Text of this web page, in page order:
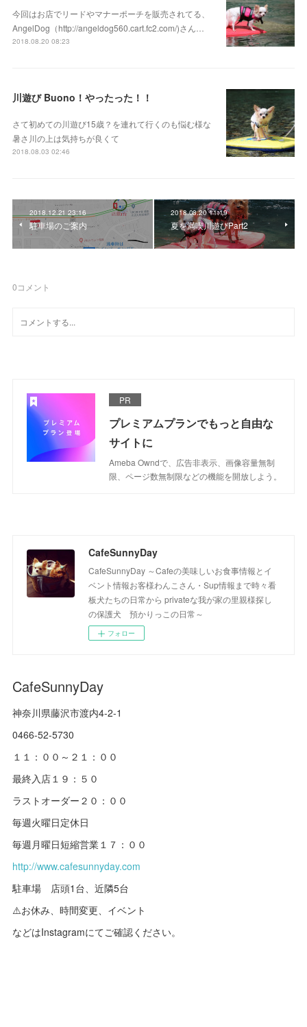
今回はお店でリードやマナーポーチを販売されてる、
AngelDog（http://angeldog560.cart.fc2.com/)さん…
2018.08.20 08:23
川遊び Buono！やったった！！
さて初めての川遊び15歳？を連れて行くのも悩む様な
暑さ川の上は気持ちが良くて
2018.08.03 02:46
2018.12.21 23:16
駐車場のご案内
2018.08.20 11:19
夏を満喫川遊びPart2
0コメント
PR
プレミアムプランでもっと自由な
サイトに
Ameba Owndで、広告非表示、画像容量無制
限、ページ数無制限などの機能を開放しよう。
CafeSunnyDay
CafeSunnyDay ～Cafeの美味しいお食事情報とイ
ベント情報お客様わんこさん・Sup情報まで時々看
板犬たちの日常から privateな我が家の里親様探し
の保護犬 預かりっこの日常～
フォロー
CafeSunnyDay
神奈川県藤沢市渡内4-2-1
0466-52-5730
１１：００～２１：００
最終入店１９：５０
ラストオーダー２０：００
毎週火曜日定休日
毎週月曜日短縮営業１７：００
http://www.cafesunnyday.com
駐車場 店頭1台、近隣5台
⚠️お休み、時間変更、イベント
などはInstagramにてご確認ください。